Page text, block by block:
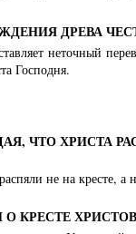
ДРЕВА
неточный
Господня.
ЧТО ХРИСТА
не на кресте, а
КРЕСТЕ